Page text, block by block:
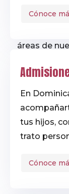
áreas de
Cónoce
En
tus hijos,
trato
donde la
Cónoce